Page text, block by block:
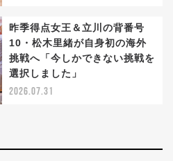
昨季得点女王＆立川の背番号
10・松木里緒が自身初の海外
挑戦へ「今しかできない挑戦を
選択しました」
2026.07.31